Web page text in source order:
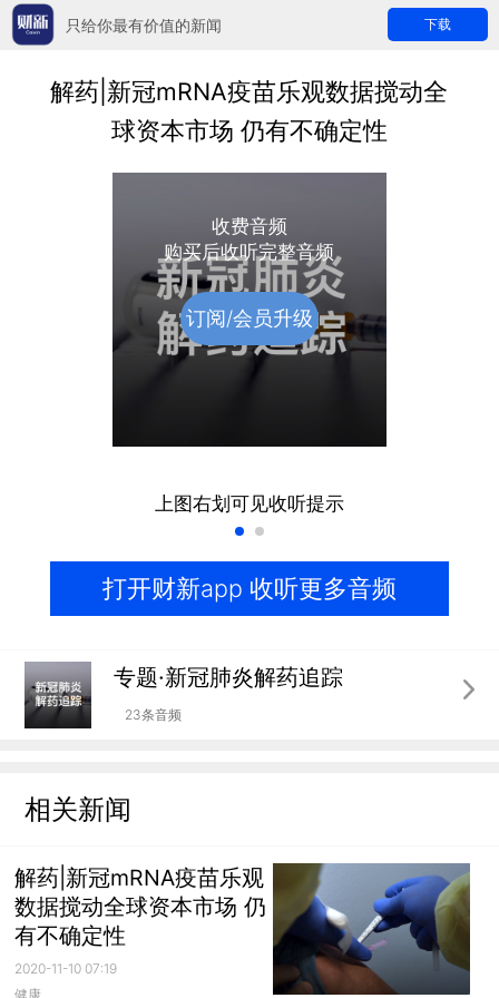
只给你最有价值的新闻 下载
解药|新冠mRNA疫苗乐观数据搅动全
球资本市场 仍有不确定性
收费音频
购买后收听完整音频
订阅/会员升级
上图右划可见收听提示
打开财新app 收听更多音频
专题·新冠肺炎解药追踪
23条音频
相关新闻
解药|新冠mRNA疫苗乐观
数据搅动全球资本市场 仍
有不确定性
2020-11-10 07:19
健康